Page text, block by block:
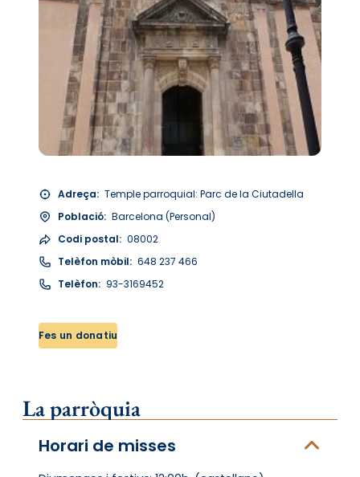
Adreça: Temple parroquial: Parc de la Ciutadella
Població: Barcelona (Personal)
Codi postal: 08002
Telèfon mòbil: 648 237 466
Telèfon: 93-3169452
Fes un donatiu
La parròquia
Horari de misses